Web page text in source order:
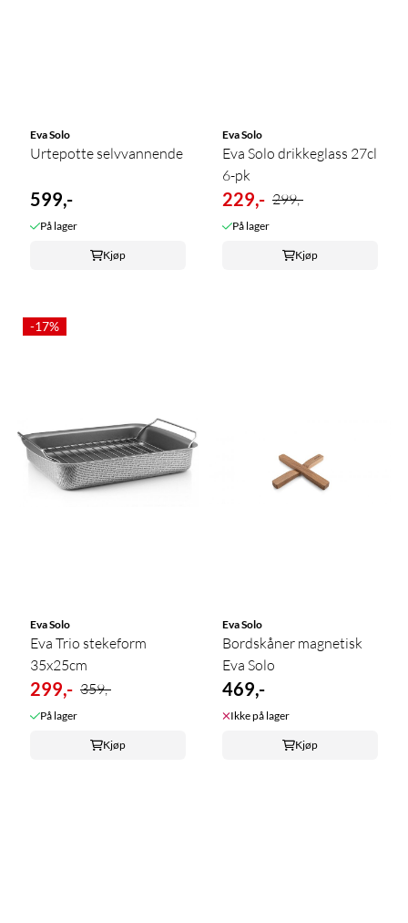
Eva Solo
Urtepotte selvvannende
599,-
På lager
Kjøp
Eva Solo
Eva Solo drikkeglass 27cl
6-pk
229,- 299,-
På lager
Kjøp
-17%
Eva Solo
Eva Trio stekeform
35x25cm
299,- 359,-
På lager
Kjøp
Eva Solo
Bordskåner magnetisk
Eva Solo
469,-
Ikke på lager
Kjøp